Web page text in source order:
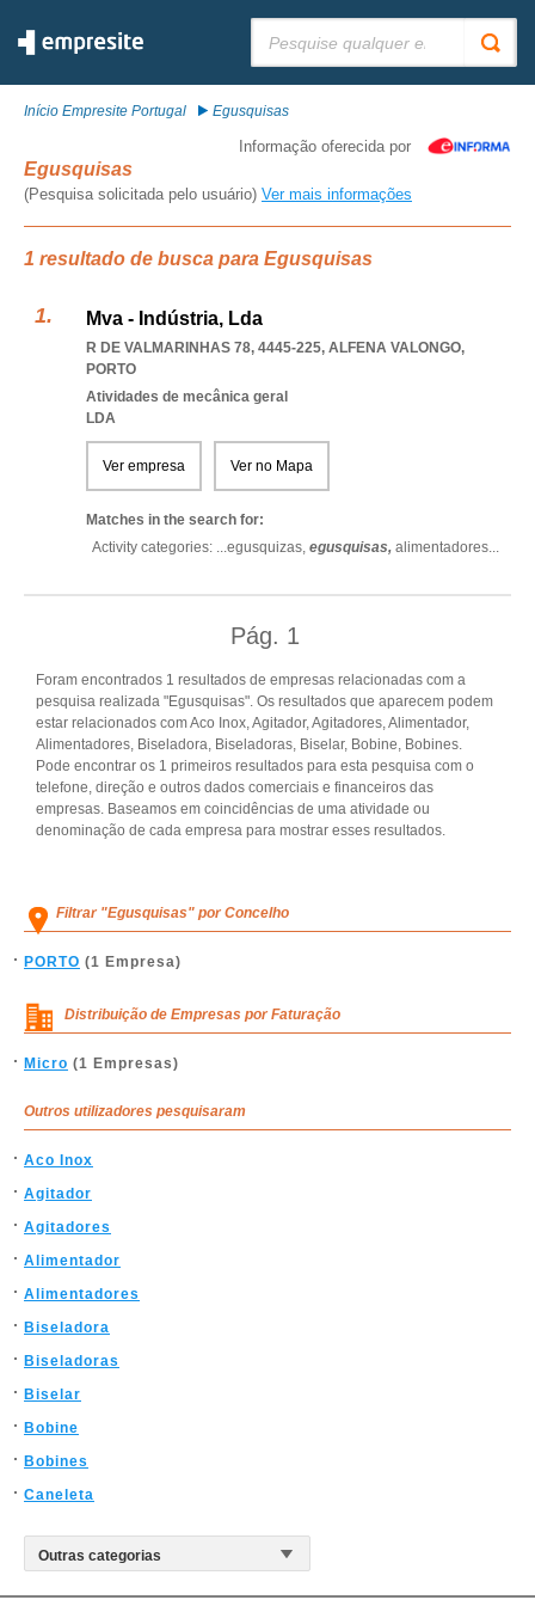
Início Empresite Portugal Egusquisas
Informação oferecida por
Egusquisas
(Pesquisa solicitada pelo usuário) Ver mais informações
1 resultado de busca para Egusquisas
Mva - Indústria, Lda
R DE VALMARINHAS 78, 4445-225, ALFENA VALONGO,
PORTO
Atividades de mecânica geral
LDA
Ver empresa Ver no Mapa
Matches in the search for:
Activity categories: ...egusquizas, egusquisas, alimentadores...
Pág. 1
Foram encontrados 1 resultados de empresas relacionadas com a
pesquisa realizada "Egusquisas". Os resultados que aparecem podem
estar relacionados com Aco Inox, Agitador, Agitadores, Alimentador,
Alimentadores, Biseladora, Biseladoras, Biselar, Bobine, Bobines.
Pode encontrar os 1 primeiros resultados para esta pesquisa com o
telefone, direção e outros dados comerciais e financeiros das
empresas. Baseamos em coincidências de uma atividade ou
denominação de cada empresa para mostrar esses resultados.
Filtrar "Egusquisas" por Concelho
PORTO (1 Empresa)
Distribuição de Empresas por Faturação
Micro (1 Empresas)
Outros utilizadores pesquisaram
Aco Inox
Agitador
Agitadores
Alimentador
Alimentadores
Biseladora
Biseladoras
Biselar
Bobine
Bobines
Caneleta